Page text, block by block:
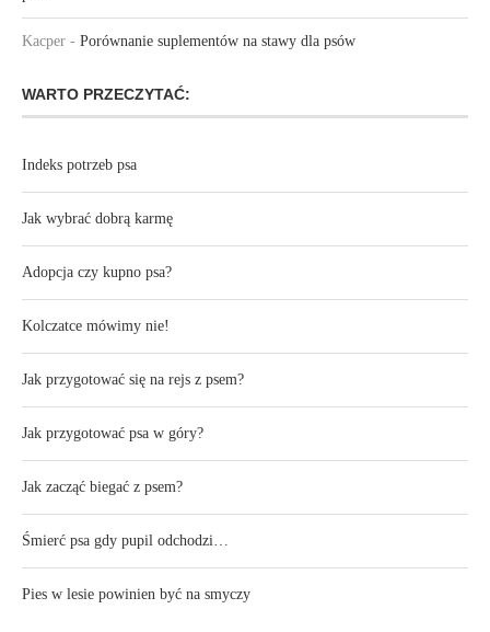
Kacper - Porównanie suplementów na stawy dla psów
WARTO PRZECZYTAĆ:
Indeks potrzeb psa
Jak wybrać dobrą karmę
Adopcja czy kupno psa?
Kolczatce mówimy nie!
Jak przygotować się na rejs z psem?
Jak przygotować psa w góry?
Jak zacząć biegać z psem?
Śmierć psa gdy pupil odchodzi…
Pies w lesie powinien być na smyczy